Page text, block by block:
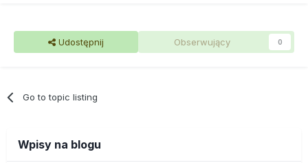
Udostępnij Obserwujący 0
Go to topic listing
Wpisy na blogu